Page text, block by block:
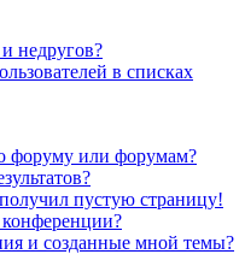
недругов?
в списках
форуму или форумам?
пустую страницу!
и созданные мной темы?